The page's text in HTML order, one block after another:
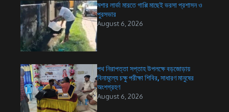
মশার লার্ভা মারতে গাপ্পি মাছেই ভরসা প্রশাসন ও
পুরসভার
August 6, 2026
পথ নিরাপত্তা সপ্তাহ উপলক্ষে বড়জোড়ায়
বিনামূল্যে চক্ষু পরীক্ষা শিবির, সাধারণ মানুষের
অংশগ্রহণ
August 6, 2026